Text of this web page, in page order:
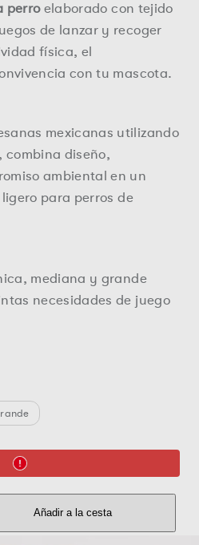
perroelaborado con tejido
de lanzar y recoger
física, el
con tu mascota.
mexicanas utilizando
combina diseño,
ambiental en un
para perros de
mediana y grande
necesidades de juego
Añadir a la cesta